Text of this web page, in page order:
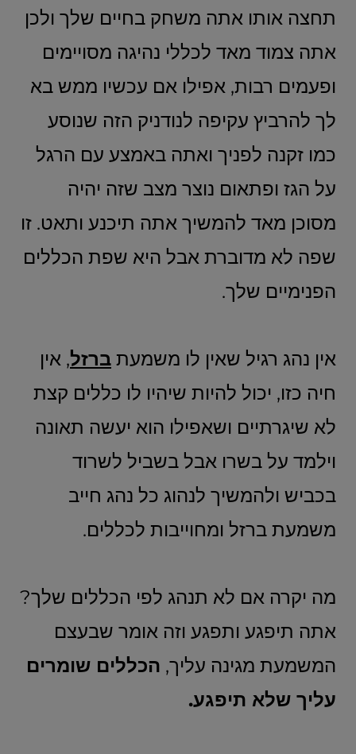
תחצה אותו אתה משחק בחיים שלך ולכן
אתה צמוד מאד לכללי נהיגה מסויימים
ופעמים רבות, אפילו אם עכשיו ממש בא
לך להרביץ עקיפה לנודניק הזה שנוסע
כמו זקנה לפניך ואתה באמצע עם הרגל
על הגז ופתאום נוצר מצב שזה יהיה
מסוכן מאד להמשיך אתה תיכנע ותאט. זו
שפה לא מדוברת אבל היא שפת הכללים
הפנימיים שלך.
אין נהג רגיל שאין לו משמעת ברזל, אין
חיה כזו, יכול להיות שיהיו לו כללים קצת
לא שיגרתיים ושאפילו הוא יעשה תאונה
וילמד על בשרו אבל בשביל לשרוד
בכביש ולהמשיך לנהוג כל נהג חייב
משמעת ברזל ומחוייבות לכללים.
מה יקרה אם לא תנהג לפי הכללים שלך?
אתה תיפגע ותפגע וזה אומר שבעצם
המשמעת מגינה עליך, הכללים שומרים
עליך שלא תיפגע.